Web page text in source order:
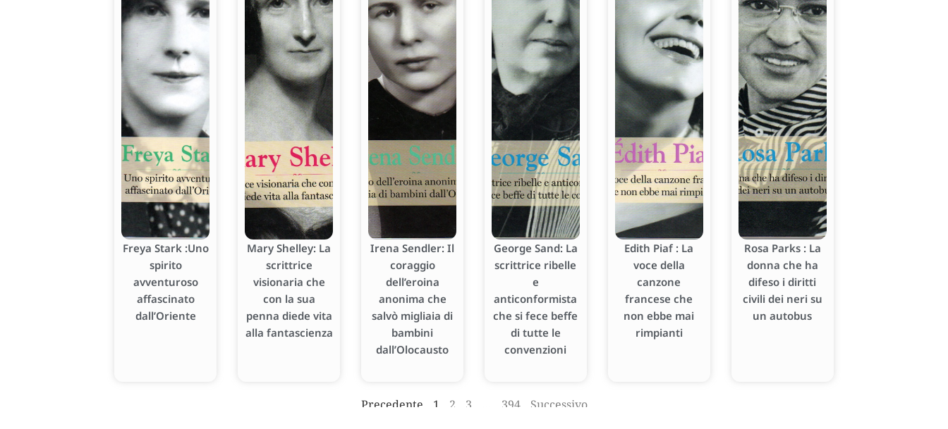
Freya Stark :Uno
spirito
avventuroso
affascinato
dall’Oriente
Mary Shelley: La
scrittrice
visionaria che
con la sua
penna diede vita
alla fantascienza
Irena Sendler: Il
coraggio
dell’eroina
anonima che
salvò migliaia di
bambini
dall’Olocausto
George Sand: La
scrittrice ribelle
e
anticonformista
che si fece beffe
di tutte le
convenzioni
Edith Piaf : La
voce della
canzone
francese che
non ebbe mai
rimpianti
Rosa Parks : La
donna che ha
difeso i diritti
civili dei neri su
un autobus
Precedente 1 2 3 394 Successivo